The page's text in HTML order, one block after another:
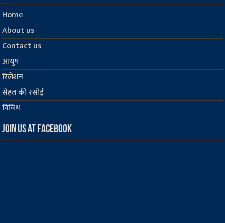
Home
About us
Contact us
आयुष
रिलेशन
सेहत की रसोई
विविध
Join us at Facebook